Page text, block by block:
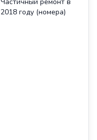
2018 году (номера)